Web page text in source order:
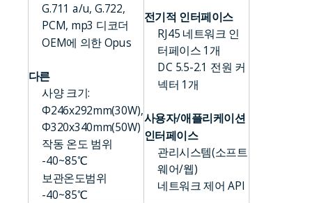
G.711 a/u, G.722,
PCM, mp3 디코더
OEM에 의한 Opus
다른
사양 크기:
Φ246x292mm(30W),
Φ320x340mm(50W)
작동 온도 범위
-40~85℃
보관온도범위
-40~85℃
전기적 인터페이스
RJ45 네트워크 인
터페이스 1개
DC 5.5-2.1 전원 커
넥터 1개
사용자/애플리케이션
인터페이스
관리시스템(소프트
웨어/웹)
네트워크 제어 API